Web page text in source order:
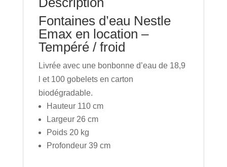
Fontaines d’eau Nestle
Emax en location –
Tempéré / froid
Livrée avec une bonbonne d’eau de 18,9
l et 100 gobelets en carton
biodégradable.
Hauteur 110 cm
Largeur 26 cm
Poids 20 kg
Profondeur 39 cm